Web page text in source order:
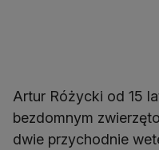
Artur Różycki od 15
bezdomnym
dwie przychodnie